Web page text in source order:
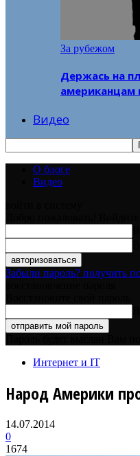
За рубежом
Держась на
американцам
Видео
О блоге
Видео
Забыли пароль? получить
Интернет и IT
Народ Америки
14.07.2014
0
1674